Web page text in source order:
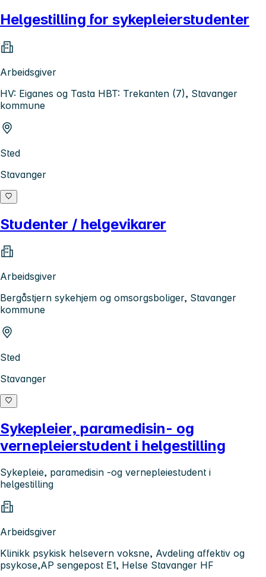
Helgestilling for sykepleierstudenter
Arbeidsgiver
HV: Eiganes og Tasta HBT: Trekanten (7), Stavanger
kommune
Sted
Stavanger
Studenter / helgevikarer
Arbeidsgiver
Bergåstjern sykehjem og omsorgsboliger, Stavanger
kommune
Sted
Stavanger
Sykepleier, paramedisin- og
vernepleierstudent i helgestilling
Sykepleie, paramedisin -og vernepleiestudent i
helgestilling
Arbeidsgiver
Klinikk psykisk helsevern voksne, Avdeling affektiv og
psykose,AP sengepost E1, Helse Stavanger HF